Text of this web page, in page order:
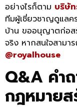
อย่างไรก็ตาม บริษั
ทีมผู้เชี่ยวชาญดูแล
บ้าน ขออนุญาตก่อส
จริง หากสนใจสามา
@royalhouse
Q&A คำ
กฎหมายส